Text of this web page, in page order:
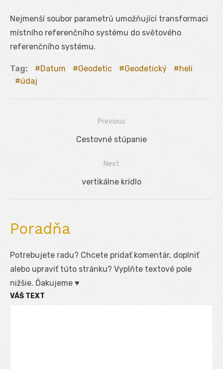
Nejmenší soubor parametrů umožňující transformaci
místního referenčního systému do světového
referenčního systému.
Tag: Datum Geodetic Geodetický
heli
údaj
Navigácia
Previous
Previous
Cestovné stúpanie
Next
Next
vertikálne krídlo
Poradňa
Potrebujete radu? Chcete pridať komentár, doplniť
alebo upraviť túto stránku? Vyplňte textové pole
nižšie. Ďakujeme ♥
VÁŠ TEXT